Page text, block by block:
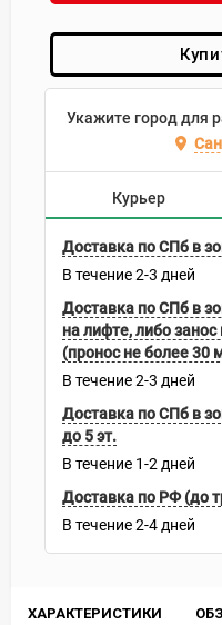
ХАРАКТЕРИСТИКИ
Укажите город для
Курьер
Доставка по СПб в
В течение2-3 дней
Доставка по СПб в
на лифте, либо
(пронос не более 30
В течение2-3 дней
Доставка по СПб в
до 5 эт.
В течение 1-2 дней
Доставка по РФ (до
В течение2-4 дней